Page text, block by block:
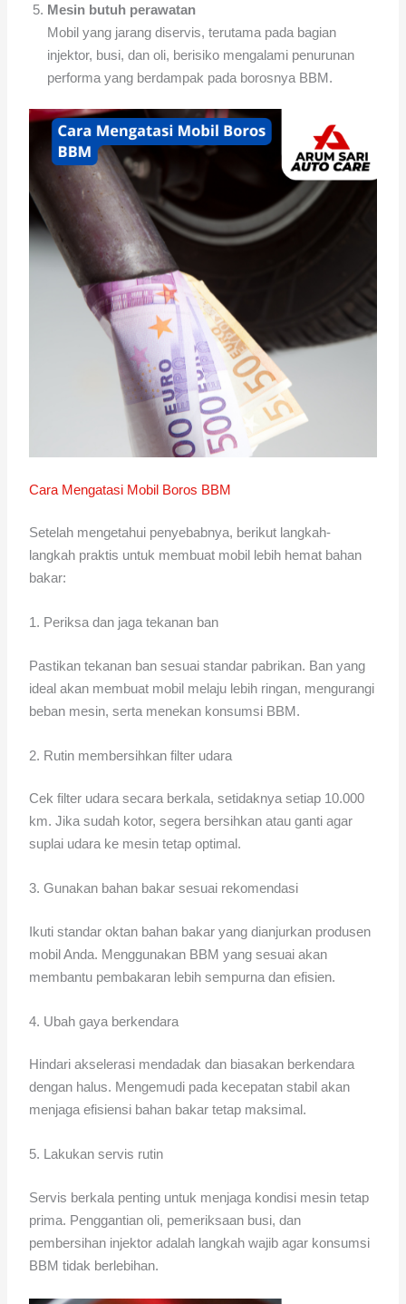
Mesin butuh perawatan
Mobil yang jarang diservis, terutama pada bagian
injektor, busi, dan oli, berisiko mengalami penurunan
performa yang berdampak pada borosnya BBM.
Cara Mengatasi Mobil Boros BBM
Setelah mengetahui penyebabnya, berikut langkah-
langkah praktis untuk membuat mobil lebih hemat bahan
bakar:
1. Periksa dan jaga tekanan ban
Pastikan tekanan ban sesuai standar pabrikan. Ban yang
ideal akan membuat mobil melaju lebih ringan, mengurangi
beban mesin, serta menekan konsumsi BBM.
2. Rutin membersihkan filter udara
Cek filter udara secara berkala, setidaknya setiap 10.000
km. Jika sudah kotor, segera bersihkan atau ganti agar
suplai udara ke mesin tetap optimal.
3. Gunakan bahan bakar sesuai rekomendasi
Ikuti standar oktan bahan bakar yang dianjurkan produsen
mobil Anda. Menggunakan BBM yang sesuai akan
membantu pembakaran lebih sempurna dan efisien.
4. Ubah gaya berkendara
Hindari akselerasi mendadak dan biasakan berkendara
dengan halus. Mengemudi pada kecepatan stabil akan
menjaga efisiensi bahan bakar tetap maksimal.
5. Lakukan servis rutin
Servis berkala penting untuk menjaga kondisi mesin tetap
prima. Penggantian oli, pemeriksaan busi, dan
pembersihan injektor adalah langkah wajib agar konsumsi
BBM tidak berlebihan.